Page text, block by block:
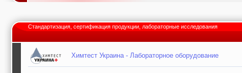
Стандартизация, сертификация продукции, лабораторные исследования
Химтест Украина - Лабораторное оборудование